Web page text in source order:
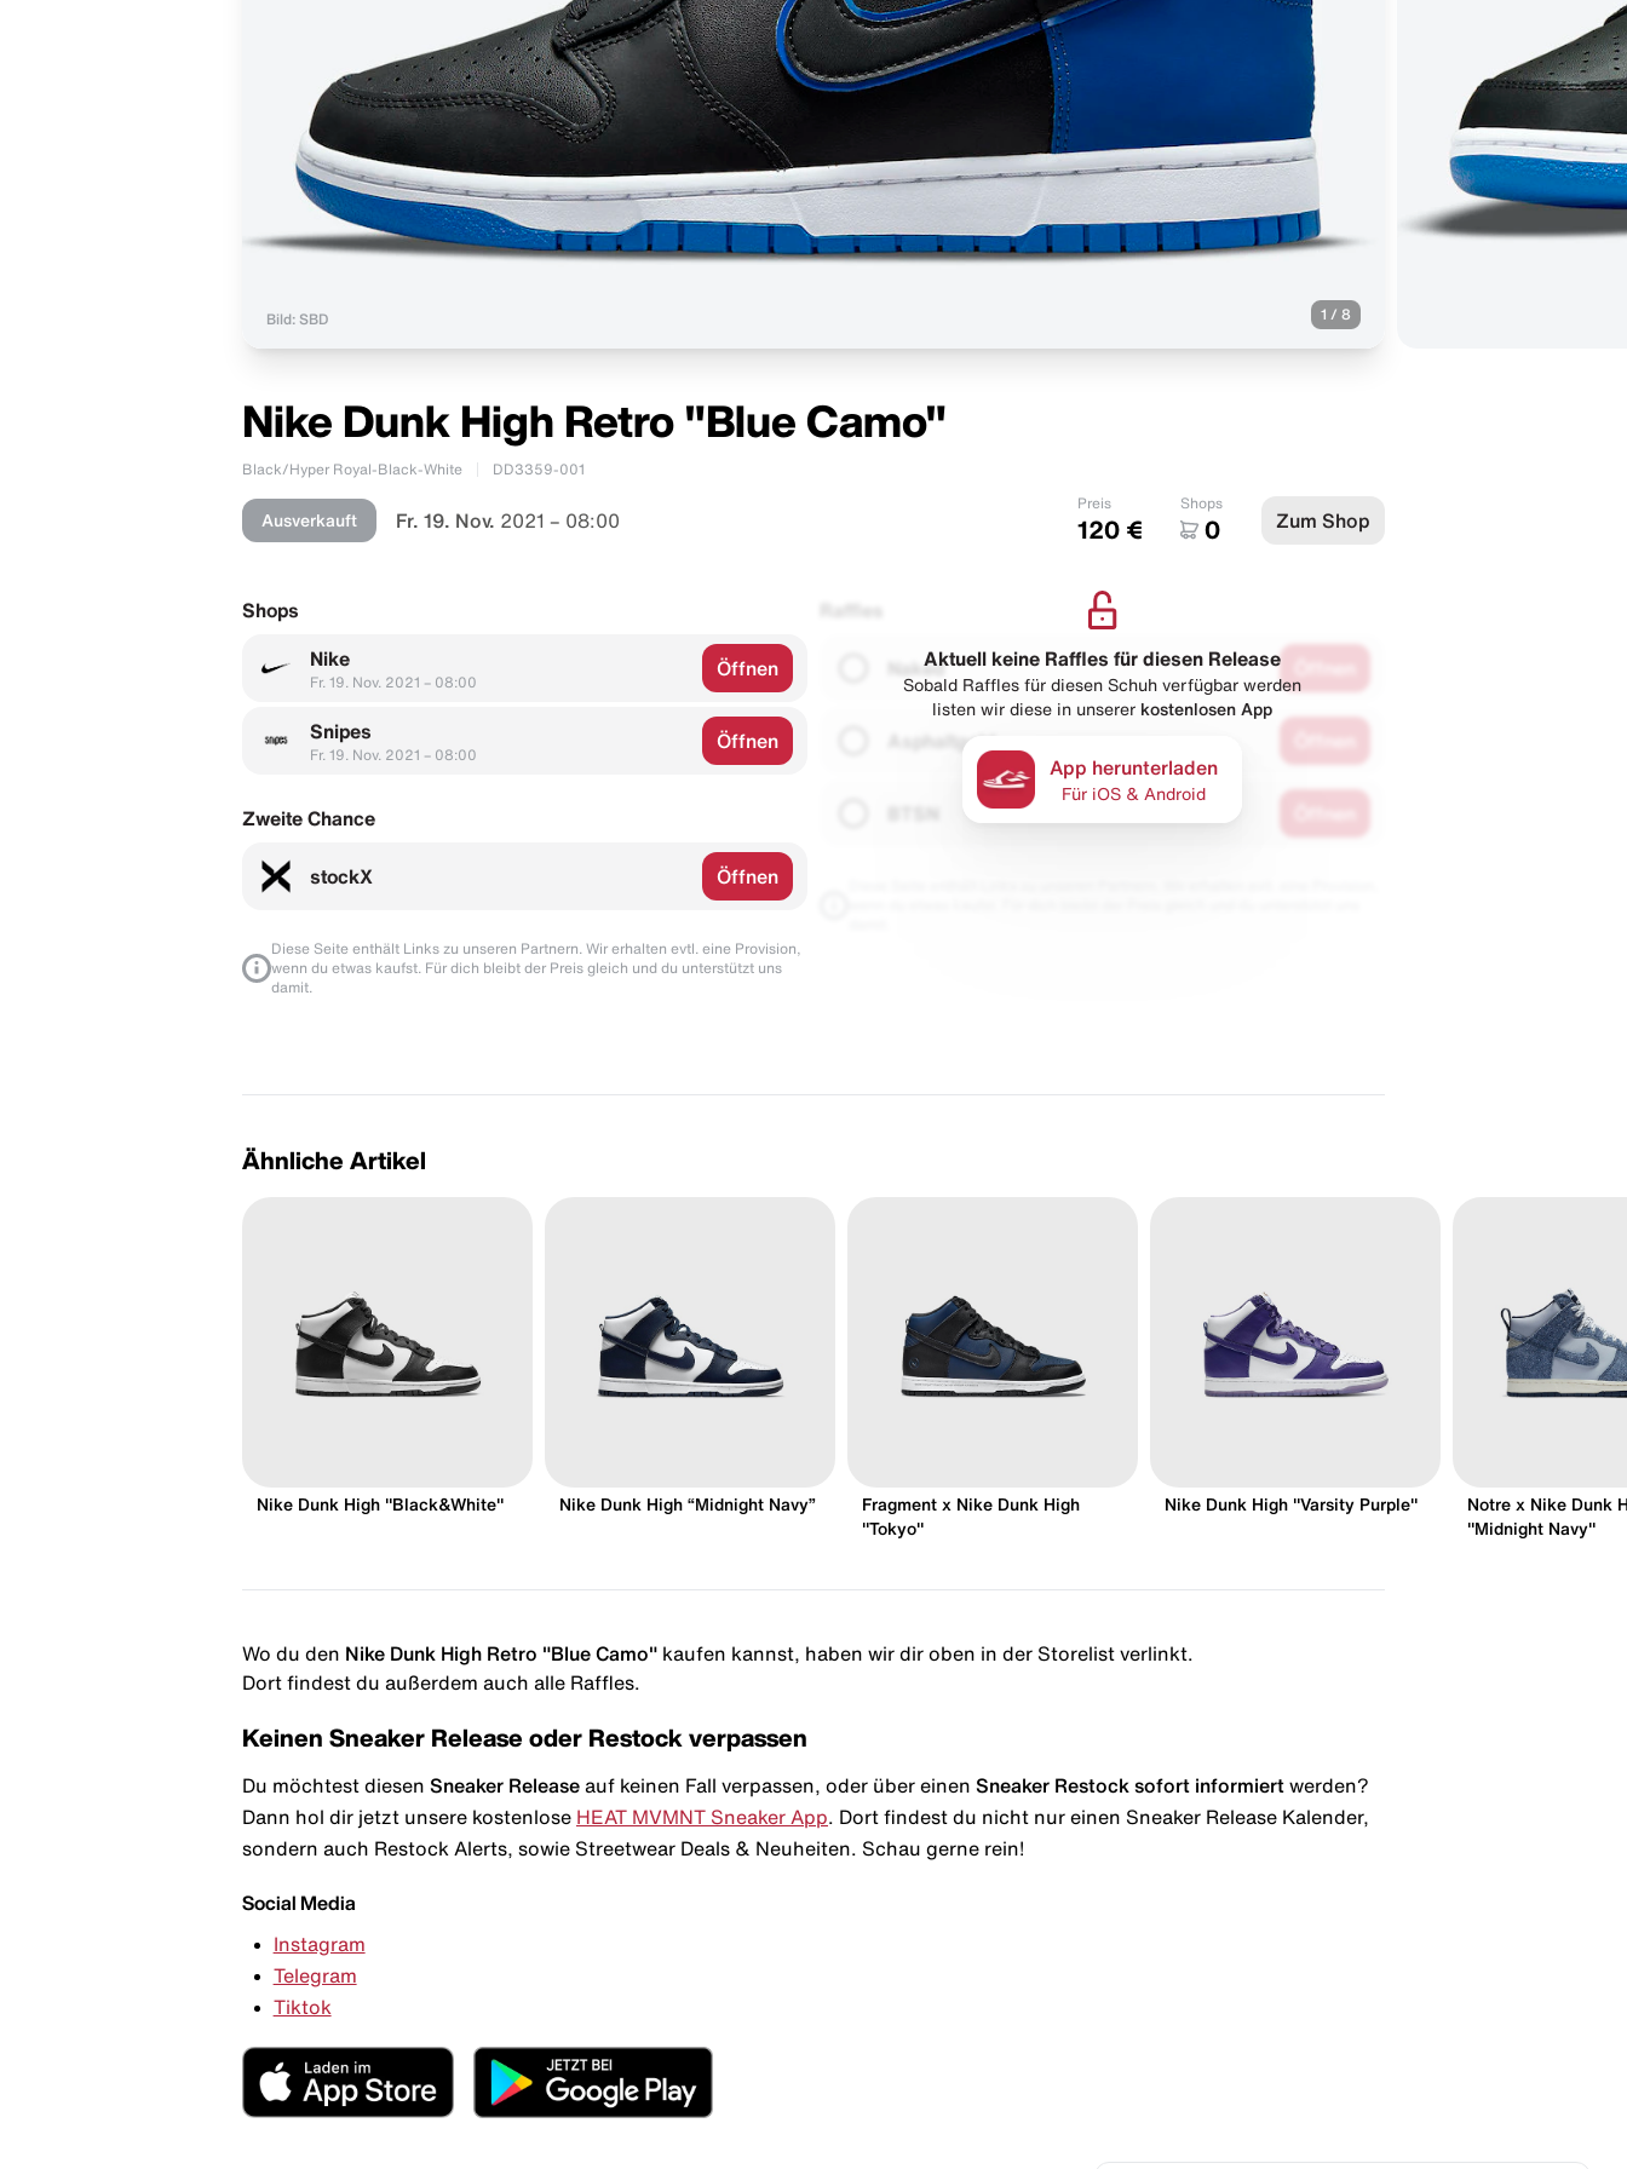
Bild: SBD 1 / 8
Nike Dunk High Retro "Blue Camo"
Black/Hyper Royal-Black-White DD3359-001
Ausverkauft Fr. 19. Nov. 2021 – 08:00
Preis
120 €
Shops
0 Zum Shop
Shops
Nike
Fr. 19. Nov. 2021 – 08:00
Öffnen
Snipes
Fr. 19. Nov. 2021 – 08:00
Öffnen
Zweite Chance
stockX Öffnen
Diese Seite enthält Links zu unseren Partnern. Wir erhalten evtl. eine Provision,
wenn du etwas kaufst. Für dich bleibt der Preis gleich und du unterstützt uns
damit.
Raffles
Naked
Asphaltgold
Aktuell keine Raffles für diesen Release
Sobald Raffles für diesen Schuh verfügbar werden
listen wir diese in unserer kostenlosen App
App herunterladen
Für iOS & Android
Ähnliche Artikel
Nike Dunk High "Black&White" Nike Dunk High “Midnight Navy”
Fragment x Nike Dunk High
"Tokyo"
Nike Dunk High "Varsity Purple"
Notre x Nike Dunk
"Midnight Navy"
Wo du den Nike Dunk High Retro "Blue Camo" kaufen kannst, haben wir dir oben in der Storelist verlinkt.
Dort findest du außerdem auch alle Raffles.
Keinen Sneaker Release oder Restock verpassen
Du möchtest diesen Sneaker Release auf keinen Fall verpassen, oder über einen Sneaker Restock sofort informiert werden?
Dann hol dir jetzt unsere kostenlose HEAT MVMNT Sneaker App . Dort findest du nicht nur einen Sneaker Release Kalender,
sondern auch Restock Alerts, sowie Streetwear Deals & Neuheiten. Schau gerne rein!
Social Media
Instagram
Telegram
Tiktok